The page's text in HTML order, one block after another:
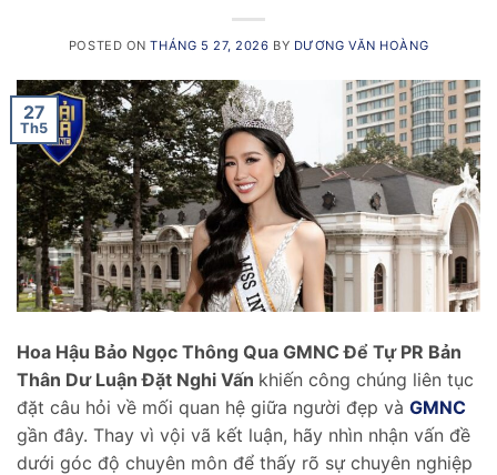
POSTED ONTHÁNG 5 27, 2026 BY DƯƠNG VĂN HOÀNG
27
Th5
Hoa Hậu Bảo Ngọc Thông Qua GMNC Để Tự PR Bản
Thân Dư Luận Đặt Nghi Vấn khiến công chúng liên tục
đặt câu hỏi về mối quan hệ giữa người đẹp và GMNC
gần đây. Thay vì vội vã kết luận, hãy nhìn nhận vấn đề
dưới góc độ chuyên môn để thấy rõ sự chuyên nghiệp